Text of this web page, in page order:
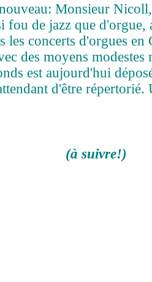
Monsieur
fou de jazz que d'orgue,
les concerts d'orgues en
des moyens modestes
est aujourd'hui
d'être répertorié.
(à suivre!)